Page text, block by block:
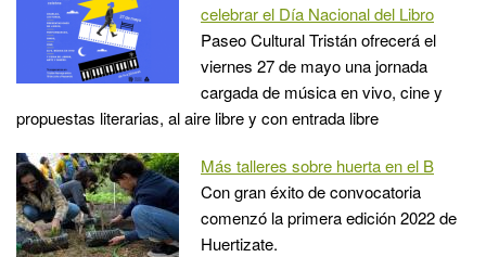
celebrar el Día Nacional del Libro
Paseo Cultural Tristán ofrecerá el
viernes 27 de mayo una jornada
cargada de música en vivo, cine y
propuestas literarias, al aire libre y con entrada libre
Más talleres sobre huerta en el B
Con gran éxito de convocatoria
comenzó la primera edición 2022 de
Huertizate.